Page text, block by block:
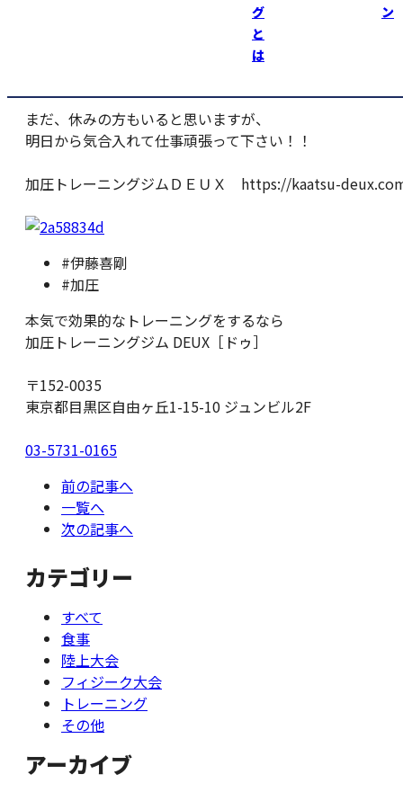
グ
と
は
ン
まだ、休みの方もいると思いますが、
明日から気合入れて仕事頑張って下さい！！
加圧トレーニングジムＤＥＵＸ https://kaatsu-
#伊藤喜剛
#加圧
本気で効果的なトレーニングをするなら
加圧トレーニングジム DEUX［ドゥ］
〒152-0035
東京都目黒区自由ヶ丘1-15-10 ジュンビル2F
03-5731-0165
前の記事へ
一覧へ
次の記事へ
カテゴリー
すべて
食事
陸上大会
フィジーク大会
トレーニング
その他
アーカイブ